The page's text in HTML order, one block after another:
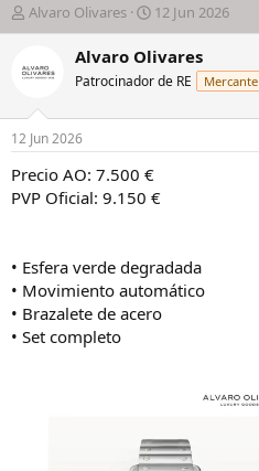
I
n
c
a
d
o
r
d
e
i
l
o
Alvaro Olivares
F
e
c
a
i
n
i
c
12 Jun 2026
Alvaro Olivares
Patrocinador de RE Mercante
12 Jun 2026
Precio AO: 7.500 €
PVP Oficial: 9.150 €
• Esfera verde degradada
• Movimiento automático
• Brazalete de acero
• Set completo